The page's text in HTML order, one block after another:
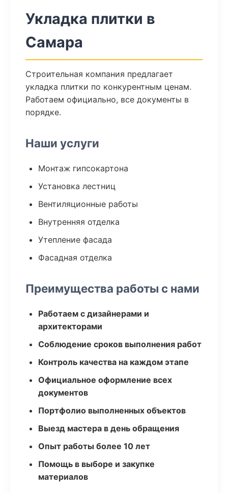
Укладка плитки в
Самара
Строительная компания предлагает
укладка плитки по конкурентным ценам.
Работаем официально, все документы в
порядке.
Наши услуги
Монтаж гипсокартона
Установка лестниц
Вентиляционные работы
Внутренняя отделка
Утепление фасада
Фасадная отделка
Преимущества работы с нами
Работаем с дизайнерами и
архитекторами
Соблюдение сроков выполнения работ
Контроль качества на каждом этапе
Официальное оформление всех
документов
Портфолио выполненных объектов
Выезд мастера в день обращения
Опыт работы более 10 лет
Помощь в выборе и закупке
материалов